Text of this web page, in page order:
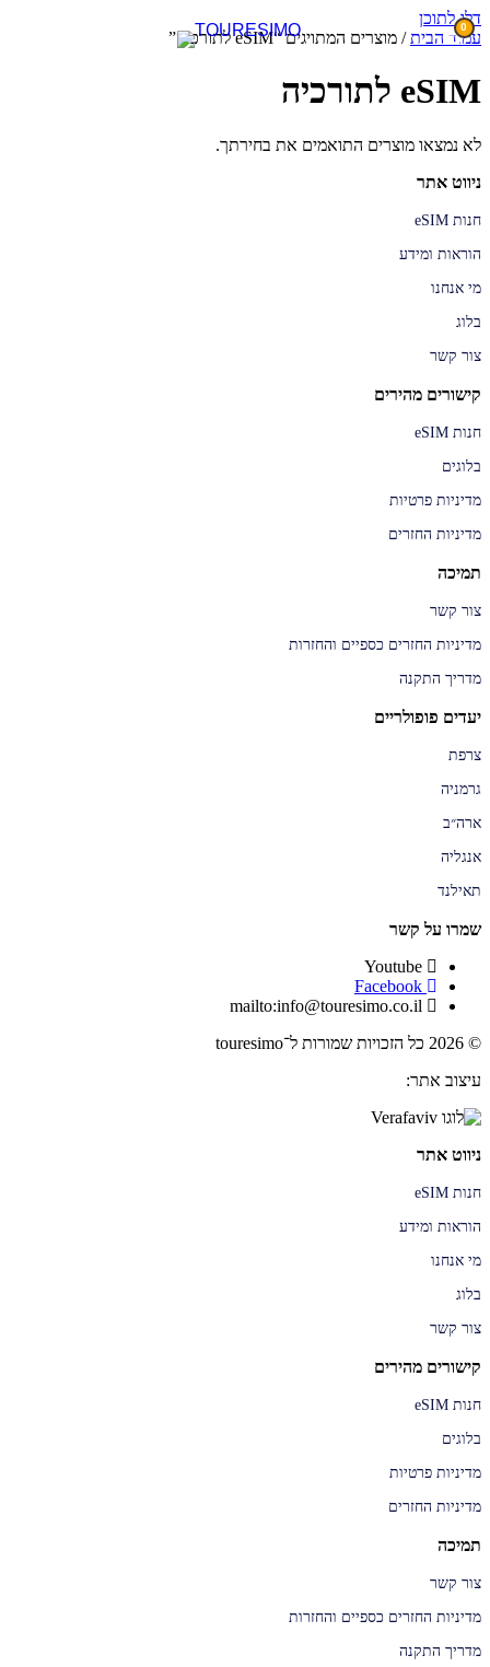
דלג לתוכן
0
עמוד הבית/ מוצרים המתויגים “eSIM לתורכיה”
eSIM לתורכיה
לא נמצאו מוצרים התואמים את בחירתך.
ניווט אתר
חנות eSIM
הוראות ומידע
מי אנחנו
בלוג
צור קשר
קישורים מהירים
חנות eSIM
בלוגים
מדיניות פרטיות
מדיניות החזרים
תמיכה
צור קשר
מדיניות החזרים כספיים והחזרות
מדריך התקנה
יעדים פופולריים
צרפת
גרמניה
ארה״ב
אנגליה
תאילנד
שמרו על קשר
Youtube
Facebook
mailto:info@touresimo.co.il
© 2026 כל הזכויות שמורות ל־touresimo
עיצוב אתר:
ניווט אתר
חנות eSIM
הוראות ומידע
מי אנחנו
בלוג
צור קשר
קישורים מהירים
חנות eSIM
בלוגים
מדיניות פרטיות
מדיניות החזרים
תמיכה
צור קשר
מדיניות החזרים כספיים והחזרות
מדריך התקנה